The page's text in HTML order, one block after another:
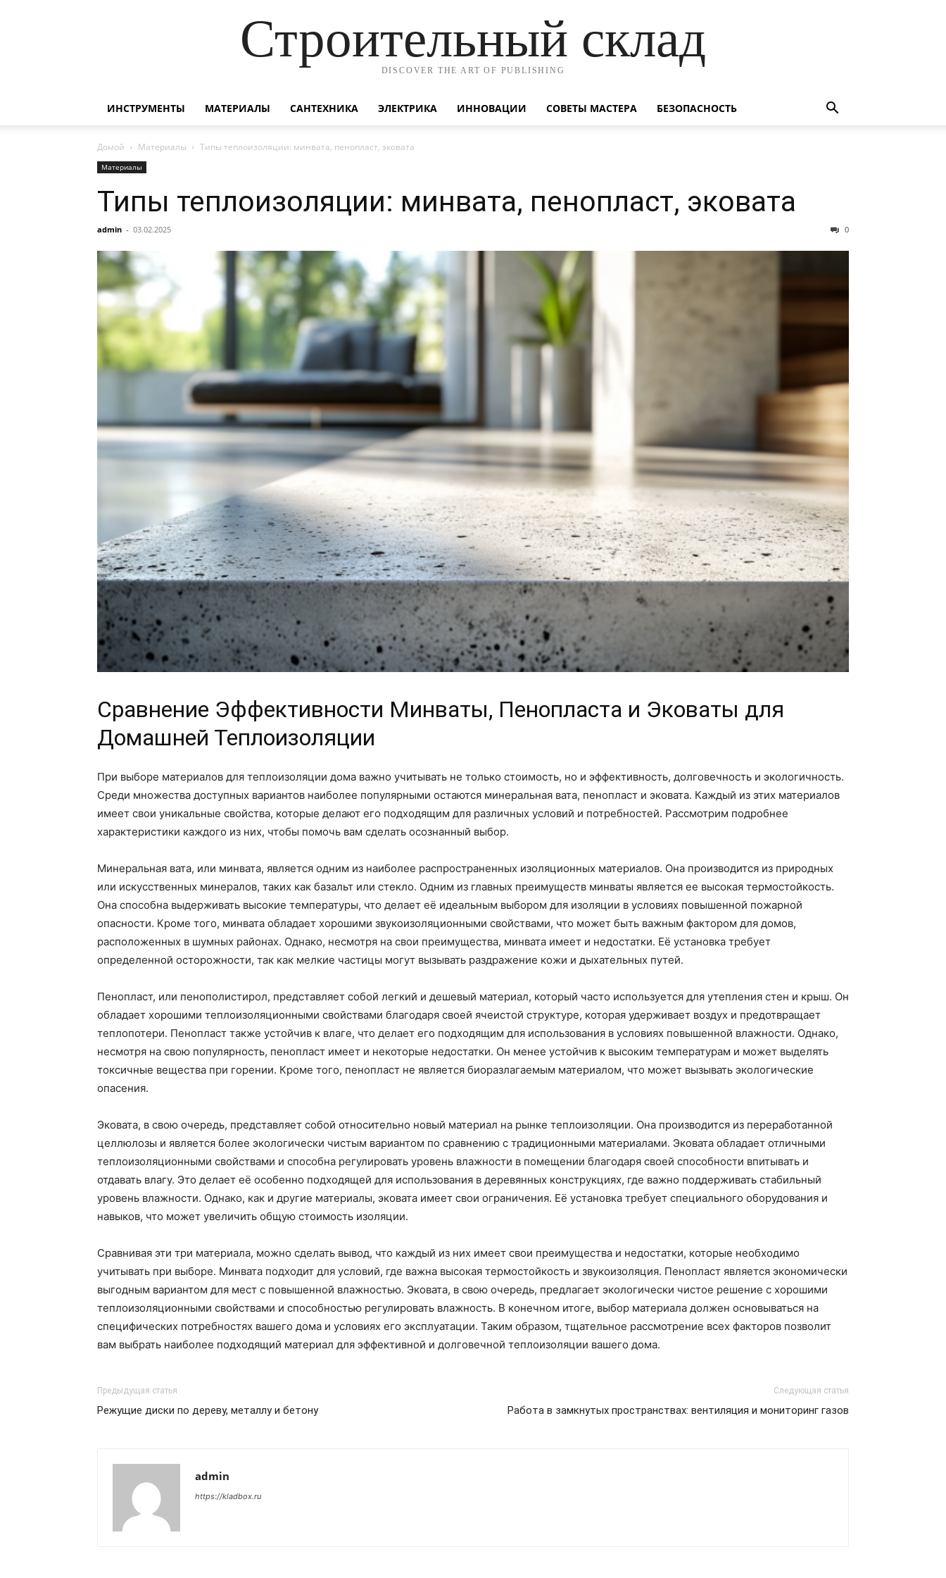
Строительный склад
DISCOVER THE ART OF PUBLISHING
ИНСТРУМЕНТЫ МАТЕРИАЛЫ САНТЕХНИКА ЭЛЕКТРИКА ИННОВАЦИИ СОВЕТЫ МАСТЕРА БЕЗОПАСНОСТЬ
Домой Материалы Типы теплоизоляции: минвата, пенопласт, эковата
Материалы
Типы теплоизоляции: минвата, пенопласт, эковата
admin - 03.02.2025 0
Сравнение Эффективности Минваты, Пенопласта и Эковаты для
Домашней Теплоизоляции
При выборе материалов для теплоизоляции дома важно учитывать не только стоимость, но и эффективность, долговечность и экологичность.
Среди множества доступных вариантов наиболее популярными остаются минеральная вата, пенопласт и эковата. Каждый из этих материалов
имеет свои уникальные свойства, которые делают его подходящим для различных условий и потребностей. Рассмотрим подробнее
характеристики каждого из них, чтобы помочь вам сделать осознанный выбор.
Минеральная вата, или минвата, является одним из наиболее распространенных изоляционных материалов. Она производится из природных
или искусственных минералов, таких как базальт или стекло. Одним из главных преимуществ минваты является ее высокая термостойкость.
Она способна выдерживать высокие температуры, что делает её идеальным выбором для изоляции в условиях повышенной пожарной
опасности. Кроме того, минвата обладает хорошими звукоизоляционными свойствами, что может быть важным фактором для домов,
расположенных в шумных районах. Однако, несмотря на свои преимущества, минвата имеет и недостатки. Её установка требует
определенной осторожности, так как мелкие частицы могут вызывать раздражение кожи и дыхательных путей.
Пенопласт, или пенополистирол, представляет собой легкий и дешевый материал, который часто используется для утепления стен и крыш. Он
обладает хорошими теплоизоляционными свойствами благодаря своей ячеистой структуре, которая удерживает воздух и предотвращает
теплопотери. Пенопласт также устойчив к влаге, что делает его подходящим для использования в условиях повышенной влажности. Однако,
несмотря на свою популярность, пенопласт имеет и некоторые недостатки. Он менее устойчив к высоким температурам и может выделять
токсичные вещества при горении. Кроме того, пенопласт не является биоразлагаемым материалом, что может вызывать экологические
опасения.
Эковата, в свою очередь, представляет собой относительно новый материал на рынке теплоизоляции. Она производится из переработанной
целлюлозы и является более экологически чистым вариантом по сравнению с традиционными материалами. Эковата обладает отличными
теплоизоляционными свойствами и способна регулировать уровень влажности в помещении благодаря своей способности впитывать и
отдавать влагу. Это делает её особенно подходящей для использования в деревянных конструкциях, где важно поддерживать стабильный
уровень влажности. Однако, как и другие материалы, эковата имеет свои ограничения. Её установка требует специального оборудования и
навыков, что может увеличить общую стоимость изоляции.
Сравнивая эти три материала, можно сделать вывод, что каждый из них имеет свои преимущества и недостатки, которые необходимо
учитывать при выборе. Минвата подходит для условий, где важна высокая термостойкость и звукоизоляция. Пенопласт является экономически
выгодным вариантом для мест с повышенной влажностью. Эковата, в свою очередь, предлагает экологически чистое решение с хорошими
теплоизоляционными свойствами и способностью регулировать влажность. В конечном итоге, выбор материала должен основываться на
специфических потребностях вашего дома и условиях его эксплуатации. Таким образом, тщательное рассмотрение всех факторов позволит
вам выбрать наиболее подходящий материал для эффективной и долговечной теплоизоляции вашего дома.
Предыдущая статья
Режущие диски по дереву, металлу и бетону
Следующая статья
Работа в замкнутых пространствах: вентиляция и мониторинг газов
admin
https://kladbox.ru